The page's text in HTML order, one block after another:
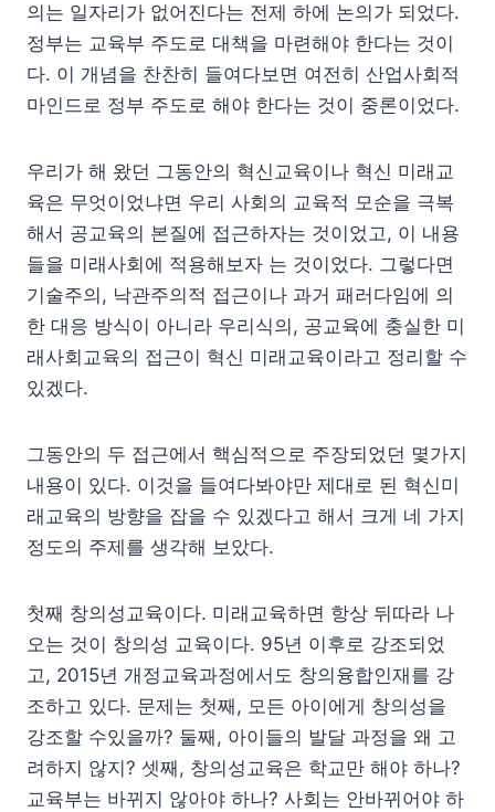
의는 일자리가 없어진다는 전제 하에 논의가 되었다.
정부는 교육부 주도로 대책을 마련해야 한다는 것이
다. 이 개념을 찬찬히 들여다보면 여전히 산업사회적
마인드로 정부 주도로 해야 한다는 것이 중론이었다.
우리가 해 왔던 그동안의 혁신교육이나 혁신 미래교
육은 무엇이었냐면 우리 사회의 교육적 모순을 극복
해서 공교육의 본질에 접근하자는 것이었고, 이 내용
들을 미래사회에 적용해보자 는 것이었다. 그렇다면
기술주의, 낙관주의적 접근이나 과거 패러다임에 의
한 대응 방식이 아니라 우리식의, 공교육에 충실한 미
래사회교육의 접근이 혁신 미래교육이라고 정리할 수
있겠다.
그동안의 두 접근에서 핵심적으로 주장되었던 몇가지
내용이 있다. 이것을 들여다봐야만 제대로 된 혁신미
래교육의 방향을 잡을 수 있겠다고 해서 크게 네 가지
정도의 주제를 생각해 보았다.
첫째 창의성교육이다. 미래교육하면 항상 뒤따라 나
오는 것이 창의성 교육이다. 95년 이후로 강조되었
고, 2015년 개정교육과정에서도 창의융합인재를 강
조하고 있다. 문제는 첫째, 모든 아이에게 창의성을
강조할 수있을까? 둘째, 아이들의 발달 과정을 왜 고
려하지 않지? 셋째, 창의성교육은 학교만 해야 하나?
교육부는 바뀌지 않아야 하나? 사회는 안바뀌어야 하